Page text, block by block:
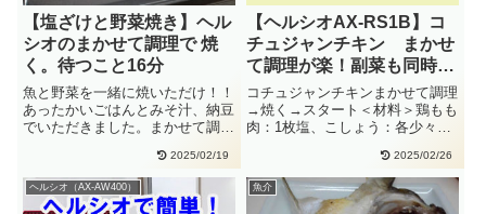
【塩ざけと野菜焼き】ヘル
シオのまかせて調理で 焼
く。待つこと16分
魚と野菜を一緒に焼いただけ！！
あったかいごはんとみそ汁、納豆
でいただきました。まかせて調理
2025/02/19
【ヘルシオAX-RS1B】コ
チュジャンチキン まかせ
て調理が楽！副菜も同時に
【使い方 覚書】
コチュジャンチキンまかせて調理
→焼く→スタート＜材料＞鶏もも
肉：1枚塩、こしょう：各少々＜
2025/02/26
ヘルシオ（AX-AW400） 魚介